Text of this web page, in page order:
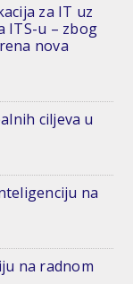
za IT uz
ITS-u – zbog
nova
ciljeva u
na
na radnom